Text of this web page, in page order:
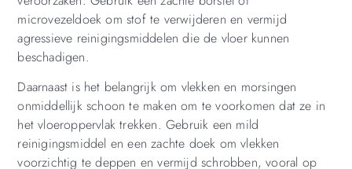
microvezeldoek om stof te verwijderen en vermijd
agressieve reinigingsmiddelen die de vloer kunnen
beschadigen.
Daarnaast is het belangrijk om vlekken en morsingen
onmiddellijk schoon te maken om te voorkomen dat ze in
het vloeroppervlak trekken. Gebruik een mild
reinigingsmiddel en een zachte doek om vlekken
voorzichtig te deppen en vermijd schrobben, vooral op